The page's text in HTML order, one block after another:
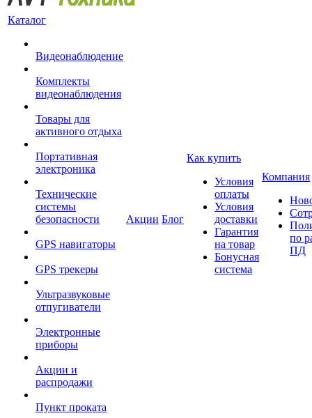
Каталог
Видеонаблюдение
Комплекты
видеонаблюдения
Товары для
активного отдыха
Портативная
электроника
Технические
системы
безопасности
GPS навигаторы
GPS трекеры
Ультразвуковые
отпугиватели
Электронные
приборы
Акции и
распродажи
Пункт проката
Акции Блог
Как купить
Условия
оплаты
Условия
доставки
Гарантия
на товар
Бонусная
система
Компания
по
ПД